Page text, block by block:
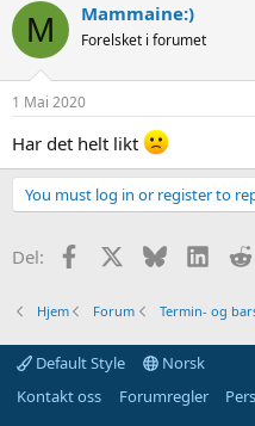
M Mammaine:)
Forelsket i forumet
1 Mai 2020
Har det helt likt
You must log in or register to
Del: Facebook Bluesky
Hjem Forum Termin- og
Default Style
Norsk
Kontakt oss
Forumregler